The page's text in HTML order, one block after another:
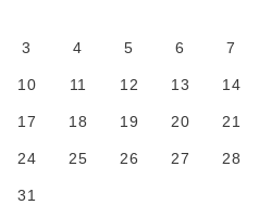
3 4 5 6 7
10 11 12 13 14
17 18 19 20 21
24 25 26 27 28
31